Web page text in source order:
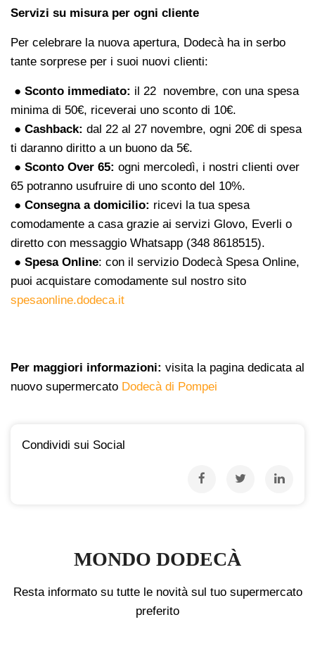
Servizi su misura per ogni cliente
Per celebrare la nuova apertura, Dodecà ha in serbo
tante sorprese per i suoi nuovi clienti:
● Sconto immediato: il 22 novembre, con una spesa
minima di 50€, riceverai uno sconto di 10€.
● Cashback: dal 22 al 27 novembre, ogni 20€ di spesa
ti daranno diritto a un buono da 5€.
● Sconto Over 65: ogni mercoledì, i nostri clienti over
65 potranno usufruire di uno sconto del 10%.
● Consegna a domicilio: ricevi la tua spesa
comodamente a casa grazie ai servizi Glovo, Everli o
diretto con messaggio Whatsapp (348 8618515).
● Spesa Online: con il servizio Dodecà Spesa Online,
puoi acquistare comodamente sul nostro sito
spesaonline.dodeca.it
Per maggiori informazioni: visita la pagina dedicata al
nuovo supermercato Dodecà di Pompei
Condividi sui Social
MONDO DODECÀ
Resta informato su tutte le novità sul tuo supermercato
preferito